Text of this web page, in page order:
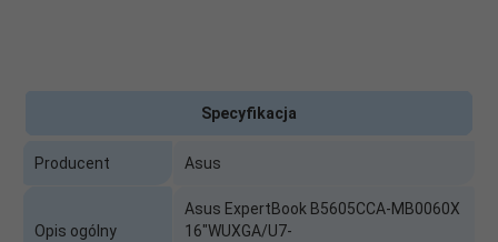
Specyfikacja
Producent Asus
Opis ogólny
Asus ExpertBook B5605CCA-MB0060X
16"WUXGA/U7-